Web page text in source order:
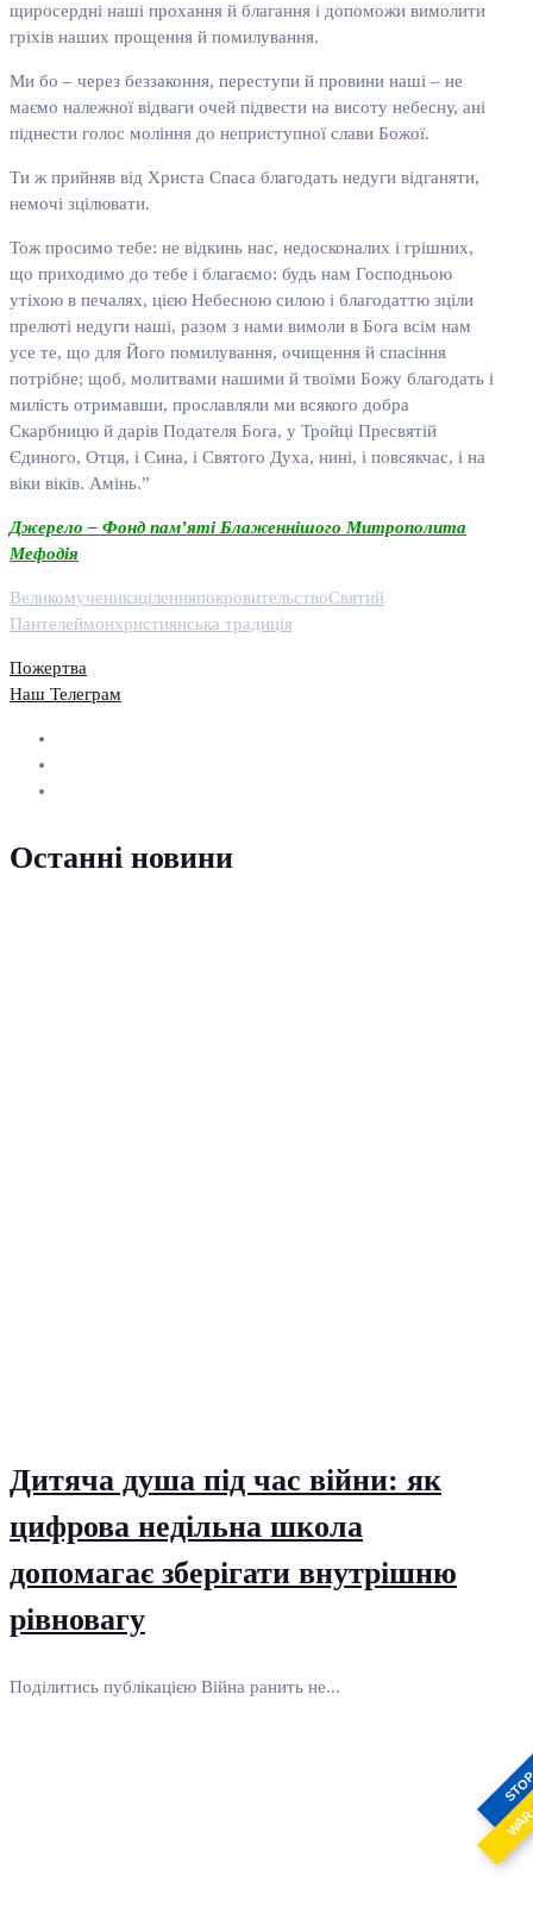
щиросерднi наші прохання й благання i допоможи вимолити
грiхiв наших прощення й помилування.
Ми бо – через беззаконня, переступи й провини нашi – не
маємо належної відваги очей пiдвести на висоту небесну, анi
пiднести голос молiння до неприступної слави Божої.
Ти ж прийняв вiд Христа Спаса благодать недуги вiдганяти,
немочi зцiлювати.
Тож просимо тебе: не вiдкинь нас, недосконалих і грішних,
що приходимо до тебе i благаємо: будь нам Господньою
утiхою в печалях, цією Небесною силою і благодаттю зцiли
прелютi недуги нашi, разом з нами вимоли в Бога всiм нам
усе те, що для Його помилування, очищення й спасiння
потрiбне; щоб, молитвами нашими й твоїми Божу благодать i
милiсть отримавши, прославляли ми всякого добра
Скарбницю й дарiв Подателя Бога, у Тройцi Пресвятiй
Єдиного, Отця, i Сина, i Святого Духа, нинi, i повсякчас, i на
вiки вiкiв. Амiнь.”
Джерело – Фонд пам’яті Блаженнішого Митрополита
Мефодія
ВеликомученикзціленняпокровительствоСвятий
Пантелеймонхристиянська традиція
Пожертва
Наш Телеграм
Останні новини
Дитяча душа під час війни: як
цифрова недільна школа
допомагає зберігати внутрішню
рівновагу
Поділитись публікацією Війна ранить не...